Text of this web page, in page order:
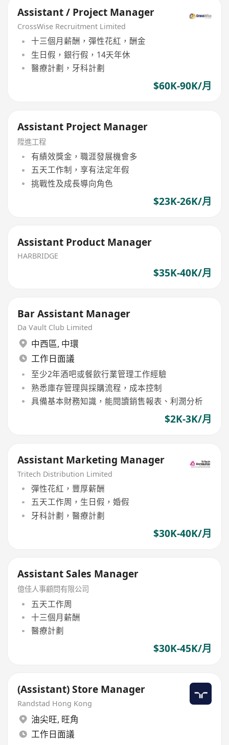
Assistant / Project Manager
CrossWise Recruitment Limited
十三個月薪酬，彈性花紅，酬金
生日假，銀行假，14天年休
醫療計劃，牙科計劃
$60K-90K/月
Assistant Project Manager
陞進工程
有績效獎金，職涯發展機會多
五天工作制，享有法定年假
挑戰性及成長導向角色
$23K-26K/月
Assistant Product Manager
HARBRIDGE
$35K-40K/月
Bar Assistant Manager
Da Vault Club Limited
中西區, 中環
工作日面議
至少2年酒吧或餐飲行業管理工作經驗
熟悉庫存管理與採購流程，成本控制
具備基本財務知識，能閱讀銷售報表、利潤分析
$2K-3K/月
Assistant Marketing Manager
Tritech Distribution Limited
彈性花紅，豐厚薪酬
五天工作周，生日假，婚假
牙科計劃，醫療計劃
$30K-40K/月
Assistant Sales Manager
億佳人事顧問有限公司
五天工作周
十三個月薪酬
醫療計劃
$30K-45K/月
(Assistant) Store Manager
Randstad Hong Kong
油尖旺, 旺角
工作日面議